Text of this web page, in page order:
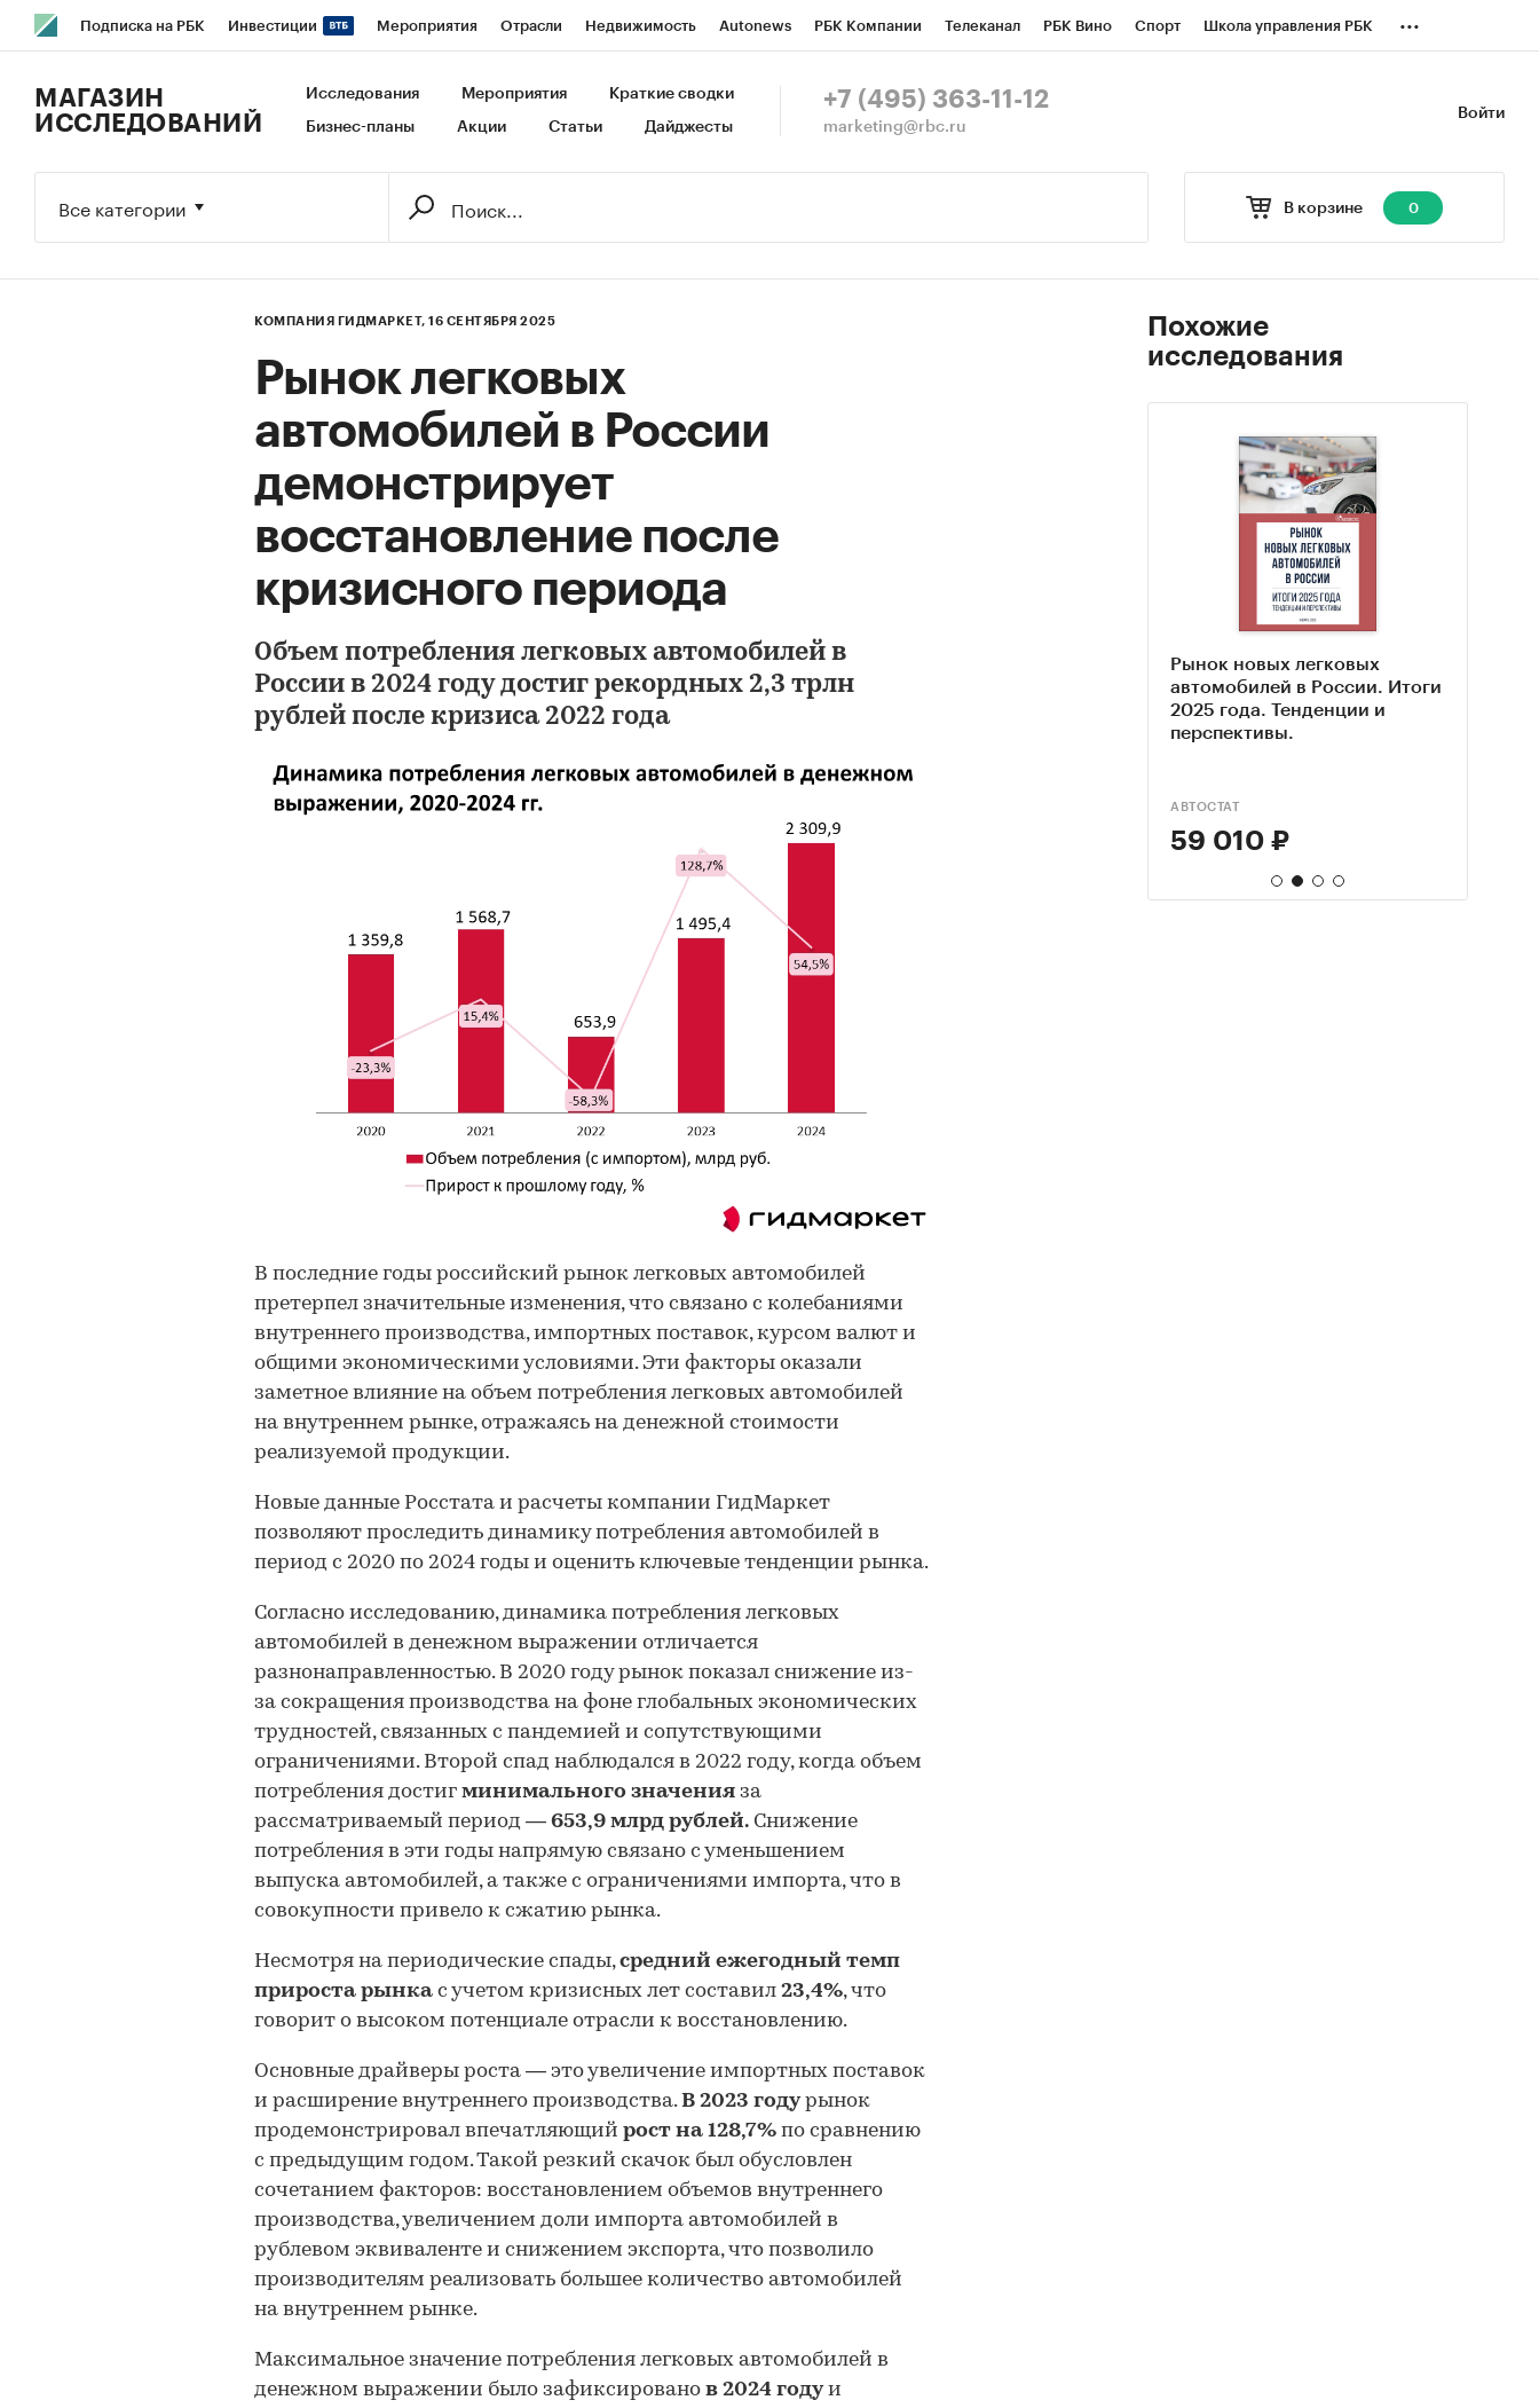
Подписка на РБК Инвестиции Мероприятия Отрасли Недвижимость Autonews РБК Компании Телеканал РБК Вино Спорт Школа управления РБК
Исследования Кредитные рейтинги Франшизы Газета Спецпроекты СПб Конференции СПб Спецпроекты
...
Войти
МАГАЗИН
ИССЛЕДОВАНИЙ
Исследования Мероприятия Краткие сводки
Бизнес-планы Акции Статьи Дайджесты
+7 (495) 363-11-12
marketing@rbc.ru
В корзине 0
Все категории
КОМПАНИЯ ГИДМАРКЕТ, 16 СЕНТЯБРЯ 2025
Рынок легковых
автомобилей в России
демонстрирует
восстановление после
кризисного периода
Объем потребления легковых автомобилей в
России в 2024 году достиг рекордных 2,3 трлн
рублей после кризиса 2022 года
В последние годы российский рынок легковых автомобилей
претерпел значительные изменения, что связано с колебаниями
внутреннего производства, импортных поставок, курсом валют и
общими экономическими условиями. Эти факторы оказали
заметное влияние на объем потребления легковых автомобилей
на внутреннем рынке, отражаясь на денежной стоимости
реализуемой продукции.
Новые данные Росстата и расчеты компании ГидМаркет
позволяют проследить динамику потребления автомобилей в
период с 2020 по 2024 годы и оценить ключевые тенденции рынка.
Согласно исследованию, динамика потребления легковых
автомобилей в денежном выражении отличается
разнонаправленностью. В 2020 году рынок показал снижение из-
за сокращения производства на фоне глобальных экономических
трудностей, связанных с пандемией и сопутствующими
ограничениями. Второй спад наблюдался в 2022 году, когда объем
потребления достиг минимального значения за
рассматриваемый период — 653,9 млрд рублей. Снижение
потребления в эти годы напрямую связано с уменьшением
выпуска автомобилей, а также с ограничениями импорта, что в
совокупности привело к сжатию рынка.
Несмотря на периодические спады,средний ежегодный темп
прироста рынка с учетом кризисных лет составил 23,4%, что
говорит о высоком потенциале отрасли к восстановлению.
Основные драйверы роста — это увеличение импортных поставок
и расширение внутреннего производства.В 2023 годурынок
продемонстрировал впечатляющий рост на 128,7% по сравнению
с предыдущим годом. Такой резкий скачок был обусловлен
сочетанием факторов: восстановлением объемов внутреннего
производства, увеличением доли импорта автомобилей в
рублевом эквиваленте и снижением экспорта, что позволило
производителям реализовать большее количество автомобилей
на внутреннем рынке.
Максимальное значение потребления легковых автомобилей в
денежном выражении было зафиксировано в 2024 годуи
Похожие
исследования
легковых автомобилей в
Рынок новых легковых
автомобилей в России. Итоги
2025 года. Тенденции и
перспективы.
АВТОСТАТ
59 010 ₽